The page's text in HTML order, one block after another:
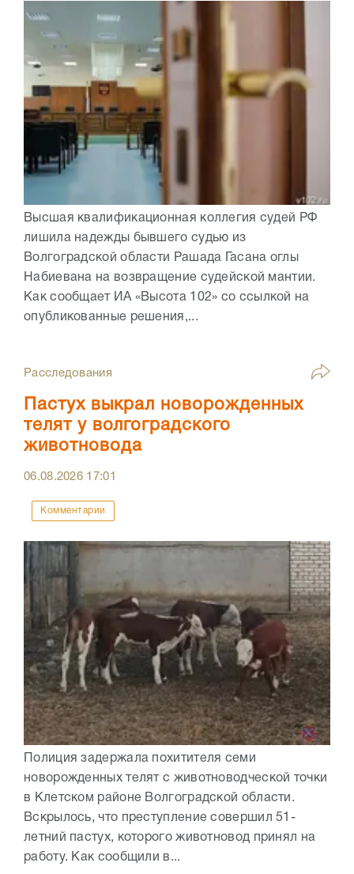
Высшая квалификационная коллегия судей РФ
лишила надежды бывшего судью из
Волгоградской области Рашада Гасана оглы
Набиевана на возвращение судейской мантии.
Как сообщает ИА «Высота 102» со ссылкой на
опубликованные решения,...
Расследования
Пастух выкрал новорожденных
телят у волгоградского
животновода
06.08.2026 17:01
Комментарии
Полиция задержала похитителя семи
новорожденных телят с животноводческой точки
в Клетском районе Волгоградской области.
Вскрылось, что преступление совершил 51-
летний пастух, которого животновод принял на
работу. Как сообщили в...